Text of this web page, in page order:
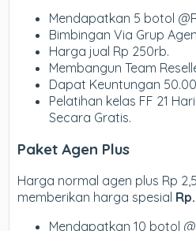
Mendapatkan 5 botol
Bimbingan Via Grup
Harga jual Rp 250rb.
Membangun Team
Dapat Keuntungan
Pelatihan kelas FF 21
Secara Gratis.
Paket Agen Plus
Harga normal agen plus Rp
memberikan harga spesial Rp.
Mendapatkan 10 botol